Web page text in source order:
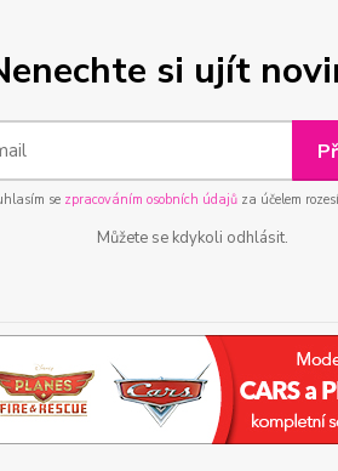
si ujít
se zpracováním osobních údajůza účelem
Můžete se kdykoli odhlásit.